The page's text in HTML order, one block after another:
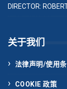
DIRECTOR:
关于我们
法律声明/使用
COOKIE 政策